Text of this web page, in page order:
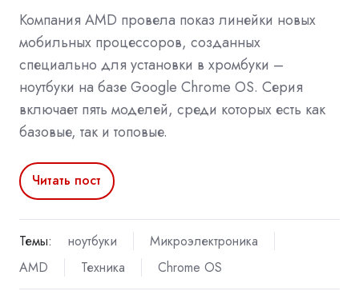
Компания AMD провела показ линейки новых
мобильных процессоров, созданных
специально для установки в хромбуки –
ноутбуки на базе Google Chrome OS. Серия
включает пять моделей, среди которых есть как
базовые, так и топовые.
Читать пост
Темы: ноутбуки
Микроэлектроника
AMD
Техника Chrome OS